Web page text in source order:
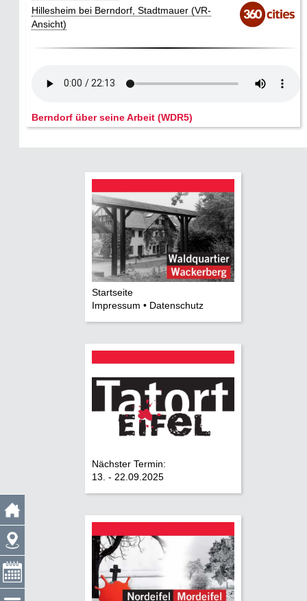
Hillesheim bei Berndorf, Stadtmauer (VR-
Ansicht)
Berndorf über seine Arbeit (WDR5)
Startseite
Impressum • Datenschutz
Nächster Termin:
13. - 22.09.2025